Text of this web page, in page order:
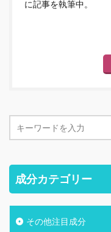
に記事を執筆中。
成分カテゴリー
その他注目成分